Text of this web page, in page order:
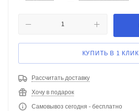
КУПИТЬ В 1 КЛИК
Рассчитать доставку
Хочу в подарок
Самовывоз сегодня - бесплатно